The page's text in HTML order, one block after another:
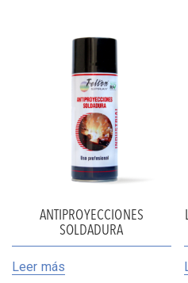
ANTIPROYECCIONES
SOLDADURA
Leer más